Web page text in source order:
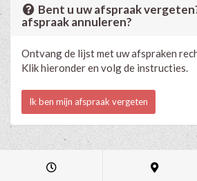
Bent u uw afspraak
afspraak annuleren?
Ontvang de lijst met uw afspraken
Klik hieronder en volg de instructies.
Ik ben mijn afspraak vergeten
2015 - 2026 -
lees de